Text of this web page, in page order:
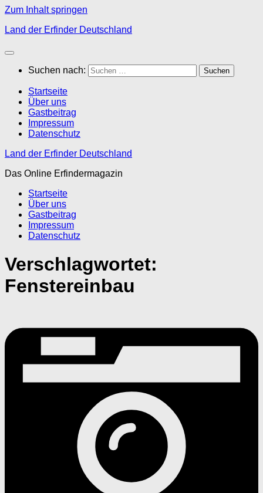
Zum Inhalt springen
Land der Erfinder Deutschland
Suchen nach:
Startseite
Über uns
Gastbeitrag
Impressum
Datenschutz
Land der Erfinder Deutschland
Das Online Erfindermagazin
Startseite
Über uns
Gastbeitrag
Impressum
Datenschutz
Verschlagwortet:
Fenstereinbau